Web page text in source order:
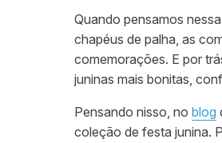
Quando pensamos
chapéus de palha, as
comemorações. E por
juninas mais bonitas,
Pensando nisso, no blog
coleção de festa junina.